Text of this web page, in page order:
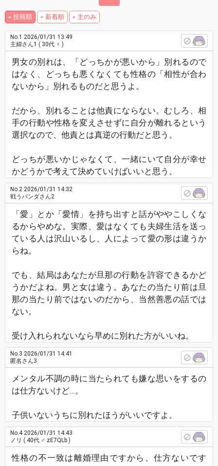
投稿順 新着順 主のみ
No.1 2026/01/31 13:49
主婦さん1 ( 30代 ♀ )
男女の別れは、「どっちかが悪いから」別れるので
はなく、どっちも悪くなくても性格の「相性が合わ
ないから」別れるものだと思うよ。
だから、別れることは他責にならない。むしろ、相
手の行動や性格を変えさせずに自分が離れるという
選択なので、他責とは真逆の行動だと思う。
どっちが悪いかじゃなくて、一緒にいて自分が幸せ
かどうかで考えて決めていけばいいと思う。
No.2 2026/01/31 14:32
戦うパンダさん2
「愛」とか「愛情」を持ち出すと話がややこしくな
るからやめな。実際、愛はなくても夫婦生活を送っ
ている人は沢山いるし、人によって愛の形は違うか
らね。
でも、結局はあなたが旦那の行動を許容できるかど
うかだよね。男と女は違う。あなたの当たり前は旦
那の当たり前ではないのだから、当然善悪の話では
ない。
受け入れられないなら早めに別れた方がいいね。
No.3 2026/01/31 14:41
匿名さん3
メンタル不調の時に当たられても嫌な思いをするの
は仕方ないけど…。
子供いないうちに別れたほうがいいですよ。
No.42026/01/31 14:43
ノリ ( 40代 ♂ zE7QLb )
性格の不一致は離婚理由ですから、仕方ないです